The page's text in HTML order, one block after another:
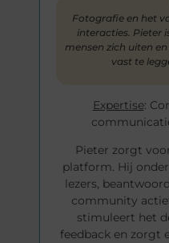
Fotografie en het
interacties. Pieter
mensen zich uiten
vast te
Expertise:
Pieter zorgt
platform. Hij
lezers,
community
stimuleert het
feedback en zorgt